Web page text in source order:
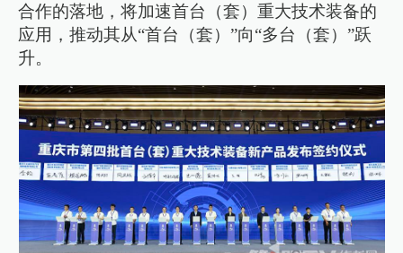
合作的落地，将加速首台（套）重大技术装备的
应用，推动其从“首台（套）”向“多台（套）”跃
升。